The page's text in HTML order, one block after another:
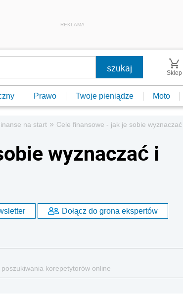
REKLAMA
Sklep
Prawo Twoje pieniądze Moto
na start » Cele finansowe - jak je sobie
wyznaczać i
Dołącz do grona ekspertów
korepetytorów online